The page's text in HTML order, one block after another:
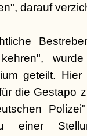
darauf
geteilt.
die Gestapo
einer